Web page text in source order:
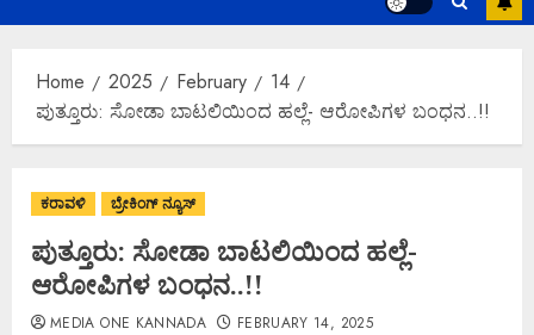
Home 2025 February
14
ಪುತ್ತೂರು: ಸೋಡಾ ಬಾಟಲಿಯಿಂದ ಹಲ್ಲೆ- ಆರೋಪಿಗಳ ಬಂಧನ..!!
ಕರಾವಳಿ ಬ್ರೇಕಿಂಗ್ ನ್ಯೂಸ್
ಪುತ್ತೂರು: ಸೋಡಾ ಬಾಟಲಿಯಿಂದ ಹಲ್ಲೆ-
ಆರೋಪಿಗಳ ಬಂಧನ..!!
MEDIA ONE KANNADA FEBRUARY 14, 2025